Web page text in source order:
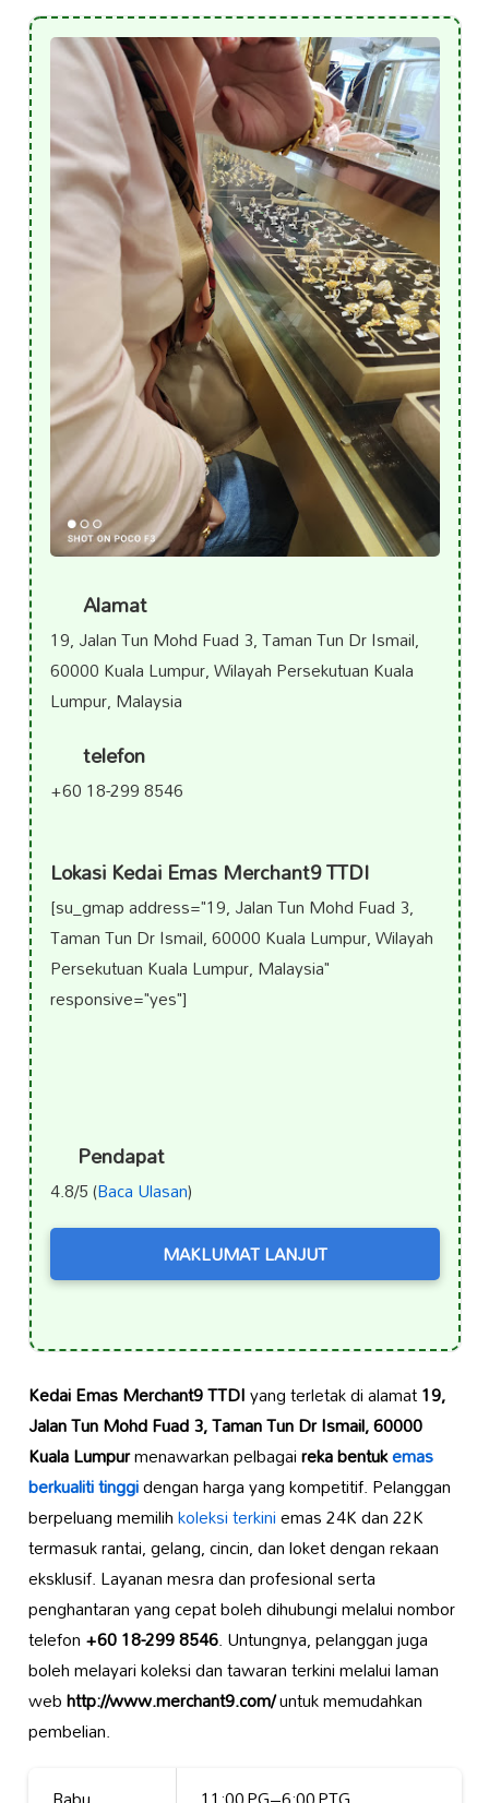
Alamat
19, Jalan Tun Mohd Fuad 3, Taman Tun Dr Ismail,
60000 Kuala Lumpur, Wilayah Persekutuan Kuala
Lumpur, Malaysia
telefon
+60 18-299 8546
Lokasi Kedai Emas Merchant9 TTDI
[su_gmap address="19, Jalan Tun Mohd Fuad 3,
Taman Tun Dr Ismail, 60000 Kuala Lumpur, Wilayah
Persekutuan Kuala Lumpur, Malaysia"
responsive="yes"]
Pendapat
4.8/5 (Baca Ulasan)
MAKLUMAT LANJUT
Kedai Emas Merchant9 TTDIyang terletak di alamat19,
Jalan Tun Mohd Fuad 3, Taman Tun Dr Ismail, 60000
Kuala Lumpurmenawarkan pelbagaireka bentukemas
berkualiti tinggidengan harga yang kompetitif. Pelanggan
berpeluang memilihkoleksi terkiniemas 24K dan 22K
termasuk rantai, gelang, cincin, dan loket dengan rekaan
eksklusif. Layanan mesra dan profesional serta
penghantaran yang cepat boleh dihubungi melalui nombor
telefon+60 18-299 8546. Untungnya, pelanggan juga
boleh melayari koleksi dan tawaran terkini melalui laman
webhttp://www.merchant9.com/untuk memudahkan
pembelian.